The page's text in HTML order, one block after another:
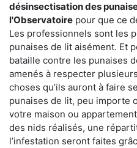
désinsectisation des
l'Observatoire pour que ce
Les professionnels sont les
punaises de lit aisément. Et
bataille contre les punaises
amenés à respecter
choses qu’ils auront à faire
punaises de lit, peu importe
votre maison ou
des nids réalisés, une
l’infestation seront faites